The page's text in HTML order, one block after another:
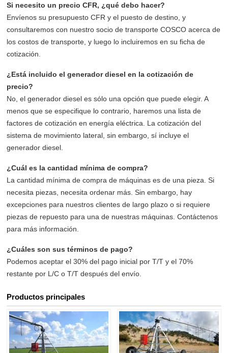
Si necesito un precio CFR, ¿qué debo hacer?
Envíenos su presupuesto CFR y el puesto de destino, y
consultaremos con nuestro socio de transporte COSCO acerca de
los costos de transporte, y luego lo incluiremos en su ficha de
cotización.
¿Está incluido el generador diesel en la cotización de
precio?
No, el generador diesel es sólo una opción que puede elegir. A
menos que se especifique lo contrario, haremos una lista de
factores de cotización en energía eléctrica. La cotización del
sistema de movimiento lateral, sin embargo, sí incluye el
generador diesel.
¿Cuál es la cantidad mínima de compra?
La cantidad mínima de compra de máquinas es de una pieza. Si
necesita piezas, necesita ordenar más. Sin embargo, hay
excepciones para nuestros clientes de largo plazo o si requiere
piezas de repuesto para una de nuestras máquinas. Contáctenos
para más información.
¿Cuáles son sus términos de pago?
Podemos aceptar el 30% del pago inicial por T/T y el 70%
restante por L/C o T/T después del envío.
Productos principales